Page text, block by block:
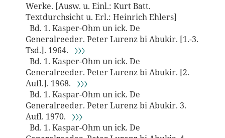
Werke. [Ausw. u. Einl.: Kurt Batt.
Textdurchsicht u. Erl.: Heinrich Ehlers]
Bd. 1. Kasper-Ohm un ick. De
Generalreeder. Peter Lurenz bi Abukir. [1.-3.
Tsd.]. 1964. 〉〉〉
Bd. 1. Kasper-Ohm un ick. De
Generalreeder. Peter Lurenz bi Abukir. [2.
Aufl.]. 1968. 〉〉〉
Bd. 1. Kaspar-Ohm un ick. De
Generalreeder. Peter Lurenz bi Abukir. 3.
Aufl. 1970. 〉〉〉
Bd. 1. Kaspar-Ohm un ick. De